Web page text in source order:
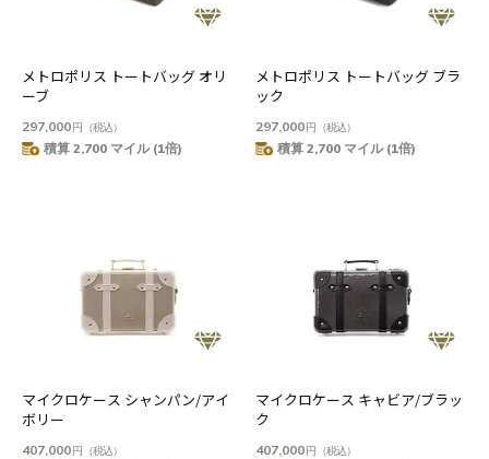
メトロポリス トートバッグ オリ
ーブ
297,000円 （税込）
積算 2,700 マイル (1倍)
メトロポリス トートバッグ ブラ
ック
297,000円 （税込）
積算 2,700 マイル (1倍)
マイクロケース シャンパン/アイ
ボリー
407,000円 （税込）
マイクロケース キャビア/ブラッ
ク
407,000円 （税込）